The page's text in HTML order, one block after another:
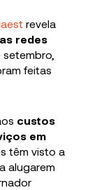
revela
redes
setembro,
feitas
custos
em
têm visto a
alugarem